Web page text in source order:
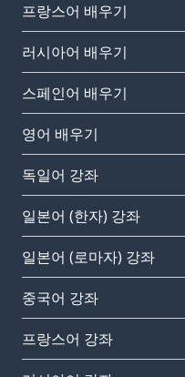
프랑스어 배우기
러시아어 배우기
스페인어 배우기
영어 배우기
독일어 강좌
일본어 (한자) 강좌
일본어 (로마자) 강좌
중국어 강좌
프랑스어 강좌